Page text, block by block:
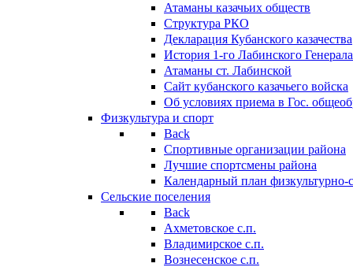
Атаманы казачьих обществ
Структура РКО
Декларация Кубанского казачества
История 1-го Лабинского
Атаманы ст. Лабинской
Cайт кубанского казачьего войска
Об условиях приема в Гос.
Физкультура и спорт
Back
Спортивные организации района
Лучшие спортсмены района
Календарный план
Сельские поселения
Back
Ахметовское с.п.
Владимирское с.п.
Вознесенское с.п.